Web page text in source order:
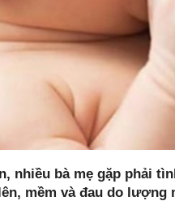
nhiều bà mẹ gặp phải
mềm và đau do lượng